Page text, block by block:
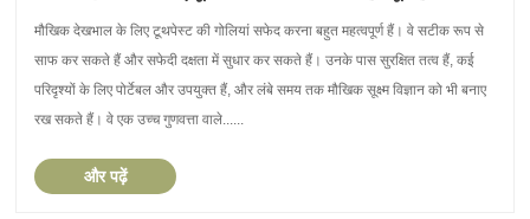
मौखिक देखभाल के लिए टूथपेस्ट की गोलियां सफेद करना बहुत महत्वपूर्ण हैं। वे सटीक रूप से
साफ कर सकते हैं और सफेदी दक्षता में सुधार कर सकते हैं। उनके पास सुरक्षित तत्व हैं, कई
परिदृश्यों के लिए पोर्टेबल और उपयुक्त हैं, और लंबे समय तक मौखिक सूक्ष्म विज्ञान को भी बनाए
रख सकते हैं। वे एक उच्च गुणवत्ता वाले......
और पढ़ें